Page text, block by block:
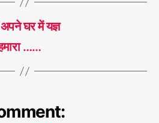
घर में यज्ञ
……